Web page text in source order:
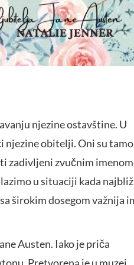
njezine ostavštine. U
njezine obitelji. Oni su tamo
zadivljeni zvučnim imenom
u situaciji kada
širokim dosegom važnija
Austen. Iako je priča